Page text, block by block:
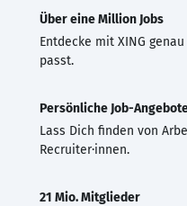
Über eine Million Jobs
Entdecke mit XING
passt.
Persönliche Job-
Lass Dich finden von
Recruiter·innen.
21 Mio. Mitglieder